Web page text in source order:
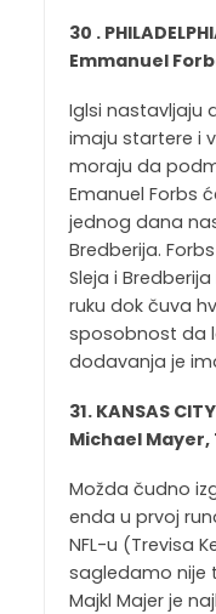
30 .
Emmanuel
Iglsi nastavljaju
imaju startere i
moraju da
Emanuel Forbs
jednog dana
Bredberija.
Sleja i
ruku dok čuva
sposobnost da
dodavanja je
31. KANSAS
Michael Mayer,
Možda čudno
enda u prvoj
NFL-u (Trevisa
sagledamo nije
Majkl Majer je